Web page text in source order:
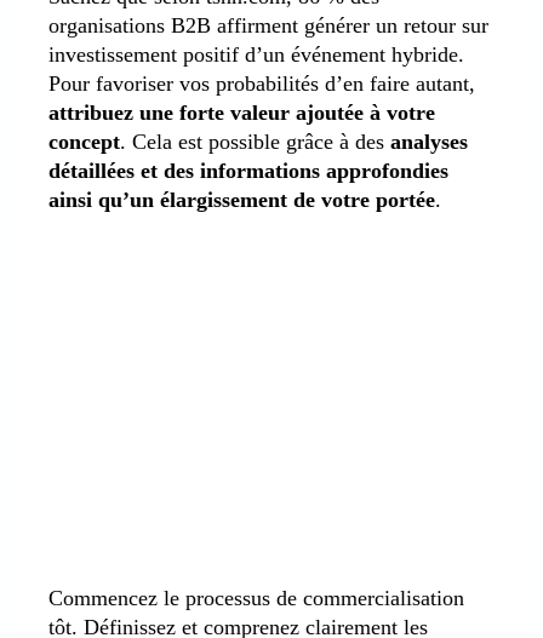
organisations B2B affirment générer un retour sur
investissement positif d’un événement hybride.
Pour favoriser vos probabilités d’en faire autant,
attribuez une forte valeur ajoutée à votre
concept. Cela est possible grâce à des analyses
détaillées et des informations approfondies
ainsi qu’un élargissement de votre portée.
Commencez le processus de commercialisation
tôt. Définissez et comprenez clairement les